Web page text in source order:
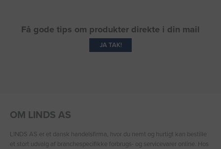
Få gode tips om produkter direkte i din mail
JA TAK!
OM LINDS AS
LINDS AS er et dansk handelsfirma, hvor du nemt og hurtigt kan bestille
et stort udvalg af branchespecifikke forbrugs- og servicevarer online. Hos